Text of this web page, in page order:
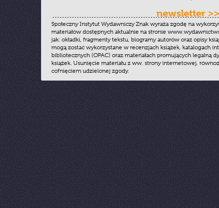
newsletter >>
Społeczny Instytut Wydawniczy Znak wyraża zgodę na
materiałów dostępnych aktualnie na stronie
jak: okładki, fragmenty tekstu, biogramy autorów oraz opisy
mogą zostać wykorzystane w recenzjach książek, katalogach
bibliotecznych (OPAC) oraz materiałach promujących legalną
książek. Usunięcie materiału z ww. strony internetowej,
cofnięciem udzielonej zgody.